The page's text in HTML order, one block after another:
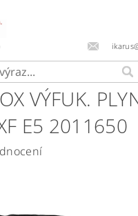
VÝFUK.
E5 2011650